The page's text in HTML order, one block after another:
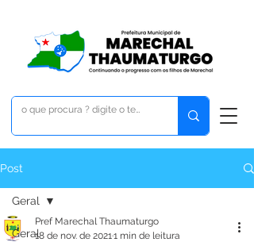
Post
Geral
Geral
Pref Marechal Thaumaturgo
18 de nov. de 20211 min de leitura